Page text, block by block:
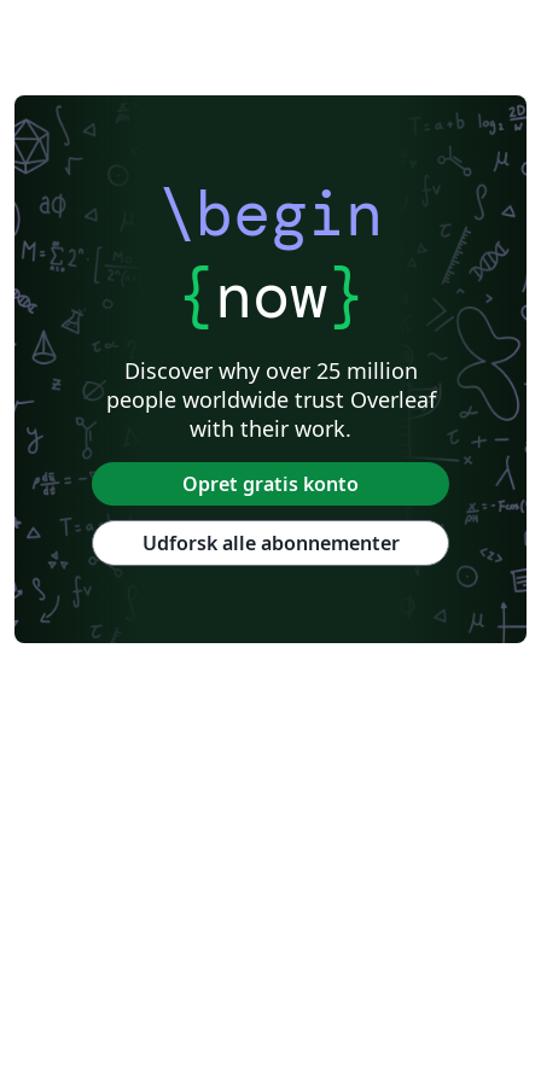
\begin
{now}
Discover why over 25 million
people worldwide trust Overleaf
with their work.
Opret gratis konto
Udforsk alle abonnementer